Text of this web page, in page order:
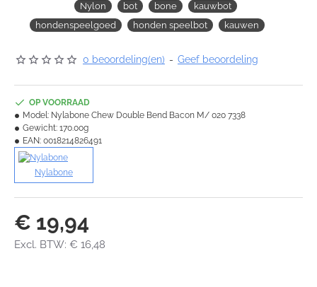
Nylon
bot bone
kauwbot
hondenspeelgoed
honden speelbot kauwen
0 beoordeling(en) - Geef beoordeling
€ 19,94
Excl. BTW: € 16,48
OP VOORRAAD
Model: Nylabone Chew Double Bend Bacon M/ 020 7338
Gewicht: 170.00g
EAN: 0018214826491
Nylabone